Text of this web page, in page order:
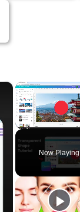
Now Playing
×